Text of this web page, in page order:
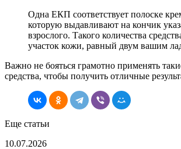
Одна ЕКП соответствует полоске
которую выдавливают на кончик
взрослого. Такого количества
участок кожи, равный двум вашим
Важно не бояться грамотно применять
средства, чтобы получить отличные
Еще статьи
10.07.2026